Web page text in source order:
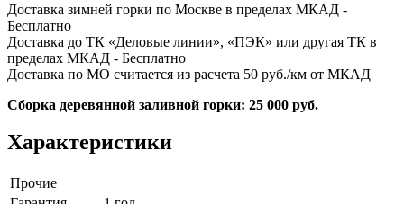
Доставка зимней горки по Москве в пределах МКАД -
Бесплатно
Доставка до ТК «Деловые линии», «ПЭК» или другая ТК в
пределах МКАД - Бесплатно
Доставка по МО считается из расчета 50 руб./км от МКАД
Сборка деревянной заливной горки: 25 000 руб.
Характеристики
Прочие